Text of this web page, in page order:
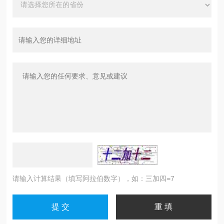
请输入计算结果（填写阿拉伯数字），如：三加四=7